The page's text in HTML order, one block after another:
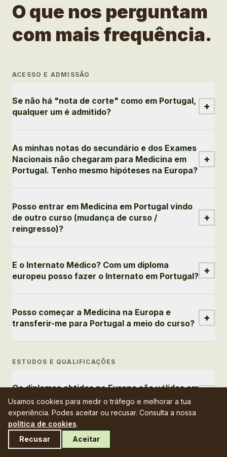
O que nos perguntam
com mais frequência.
ACESSO E ADMISSÃO
Se não há "nota de corte" como em Portugal,
qualquer um é admitido?
+
As minhas notas do secundário e dos Exames
Nacionais não chegaram para Medicina em
Portugal. Tenho mesmo hipóteses na Europa?
+
Posso entrar em Medicina em Portugal vindo
de outro curso (mudança de curso /
reingresso)?
+
E o Internato Médico? Com um diploma
europeu posso fazer o Internato em Portugal?
+
Posso começar a Medicina na Europa e
transferir-me para Portugal a meio do curso?
+
ESTUDOS E QUALIFICAÇÕES
Os diplomas obtidos na Europa são válidos em
Portugal?
O inglês vai ser um problema se o meu nível
não for muito bom?
Usamos cookies para medir o tráfego e melhorar a tua
experiência. Podes aceitar ou recusar. Consulta a nossa
política de cookies.
Recusar
Aceitar